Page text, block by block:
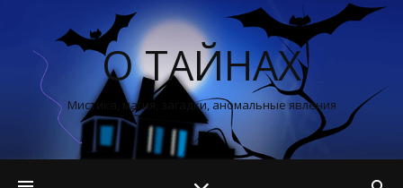
О ТАЙНАХ
Мистика, магия, загадки, аномальные явления